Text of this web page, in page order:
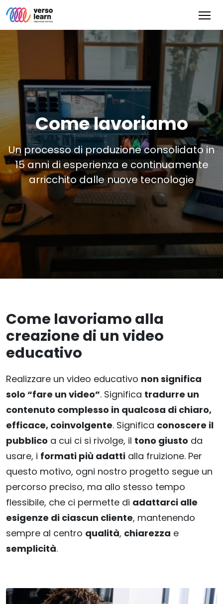
Come lavoriamo
Un processo di produzione consolidato in
15 anni di esperienza e continuamente
arricchito dalle nuove tecnologie
Come lavoriamo alla
creazione di un video
educativo
Realizzare un video educativo non significa
solo “fare un video”. Significa tradurre un
contenuto complesso in qualcosa di chiaro,
efficace, coinvolgente. Significa conoscere il
pubblico a cui ci si rivolge, il tono giusto da
usare, i formati più adatti alla fruizione. Per
questo motivo, ogni nostro progetto segue un
percorso preciso, ma allo stesso tempo
flessibile, che ci permette di adattarci alle
esigenze di ciascun cliente, mantenendo
sempre al centro qualità, chiarezza e
semplicità.